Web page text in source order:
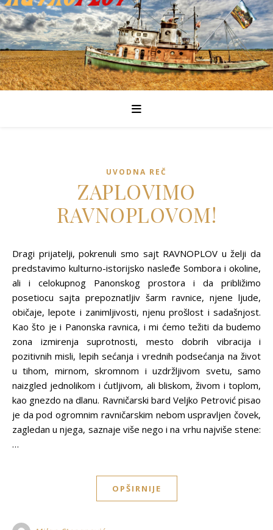
UVODNA REČ
ZAPLOVIMO
RAVNOPLOVOM!
Dragi prijatelji, pokrenuli smo sajt RAVNOPLOV u želji da
predstavimo kulturno-istorijsko nasleđe Sombora i okoline,
ali i celokupnog Panonskog prostora i da približimo
posetiocu sajta prepoznatljiv šarm ravnice, njene ljude,
običaje, lepote i zanimljivosti, njenu prošlost i sadašnjost.
Kao što je i Panonska ravnica, i mi ćemo težiti da budemo
zona izmirenja suprotnosti, mesto dobrih vibracija i
pozitivnih misli, lepih sećanja i vrednih podsećanja na život
u tihom, mirnom, skromnom i uzdržljivom svetu, samo
naizgled jednolikom i ćutljivom, ali bliskom, živom i toplom,
kao gnezdo na dlanu. Ravničarski bard Veljko Petrović pisao
je da pod ogromnim ravničarskim nebom uspravljen čovek,
zagledan u njega, saznaje više nego i na vrhu najviše stene:
…
OPŠIRNIJE